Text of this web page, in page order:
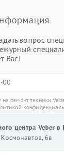
вопрос
Вас!
на ремонт техники
центра Veber в
Космонавтов, 6в